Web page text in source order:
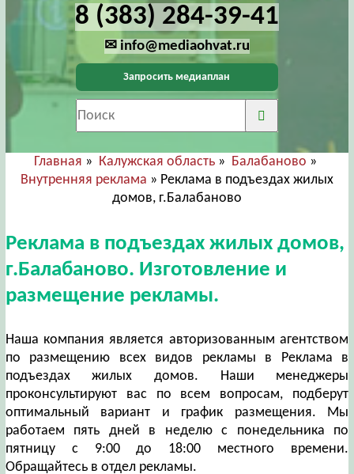
8 (383) 284-39-41
✉ info@mediaohvat.ru
Запросить медиаплан
Главная » Калужская область» Балабаново »
Внутренняя реклама » Реклама в подъездах жилых
домов, г.Балабаново
Реклама в подъездах жилых домов,
г.Балабаново. Изготовление и
размещение рекламы.
Наша компания является авторизованным агентством
по размещению всех видов рекламы в Реклама в
подъездах жилых домов. Наши менеджеры
проконсультируют вас по всем вопросам, подберут
оптимальный вариант и график размещения. Мы
работаем пять дней в неделю с понедельника по
пятницу с 9:00 до 18:00 местного времени.
Обращайтесь в отдел рекламы.